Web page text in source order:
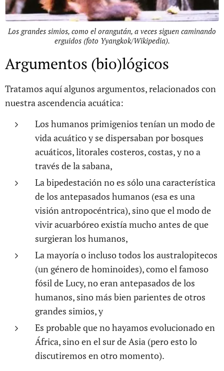
Los grandes simios, como el orangután, a veces siguen caminando
erguidos (foto Yyangkok/Wikipedia).
Argumentos (bio)lógicos
Tratamos aquí algunos argumentos, relacionados con
nuestra ascendencia acuática:
Los humanos primigenios tenían un modo de
vida acuático y se dispersaban por bosques
acuáticos, litorales costeros, costas, y no a
través de la sabana,
La bipedestación no es sólo una característica
de los antepasados humanos (esa es una
visión antropocéntrica), sino que el modo de
vivir acuarbóreo existía mucho antes de que
surgieran los humanos,
La mayoría o incluso todos los australopitecos
(un género de hominoides), como el famoso
fósil de Lucy, no eran antepasados de los
humanos, sino más bien parientes de otros
grandes simios, y
Es probable que no hayamos evolucionado en
África, sino en el sur de Asia (pero esto lo
discutiremos en otro momento).